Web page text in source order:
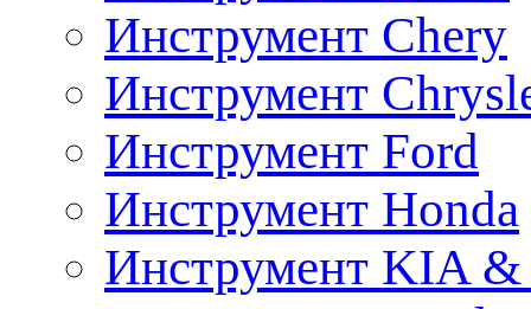
Инструмент Chery
Инструмент
Инструмент Ford
Инструмент Honda
Инструмент KIA